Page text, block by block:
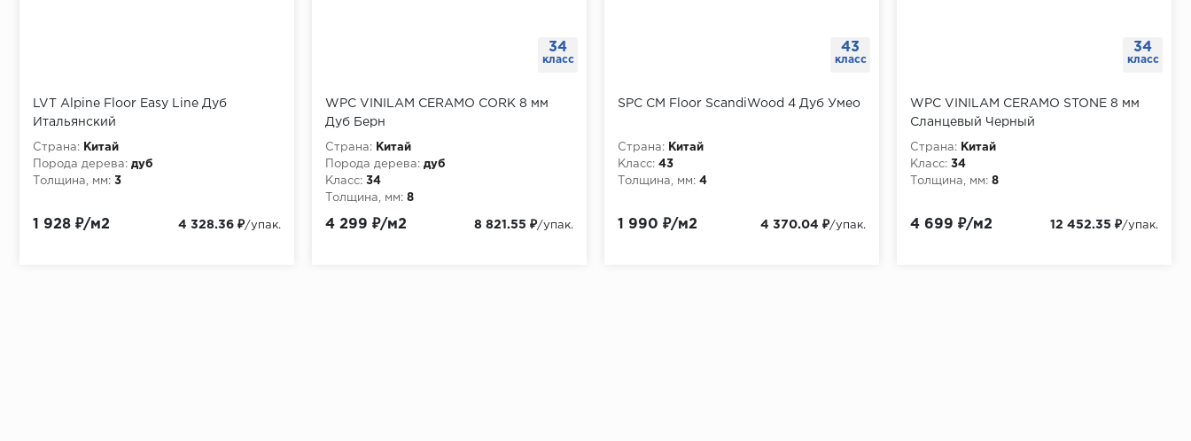
LVT Alpine Floor Easy Line Дуб
Итальянский
Страна:
Китай
Порода дерева: дуб
Толщина, мм: 3
1 928 ₽/м2 4 328.36 ₽/упак.
34
класс
WPC VINILAM CERAMO CORK 8 мм
Дуб Берн
Страна:
Китай
Порода дерева: дуб
Класс: 34
Толщина, мм: 8
4 299 ₽/м2 8 821.55 ₽/упак.
43
класс
SPC CM Floor ScandiWood 4 Дуб Умео
Страна:
Китай
Класс: 43
Толщина, мм: 4
1 990 ₽/м2 4 370.04 ₽/упак.
34
класс
WPC VINILAM CERAMO STONE 8 мм
Сланцевый Черный
Страна:
Китай
Класс: 34
Толщина, мм: 8
4 699 ₽/м2 12 452.35 ₽/упак.